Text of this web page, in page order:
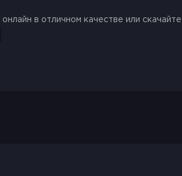
онлайн в отличном качестве или